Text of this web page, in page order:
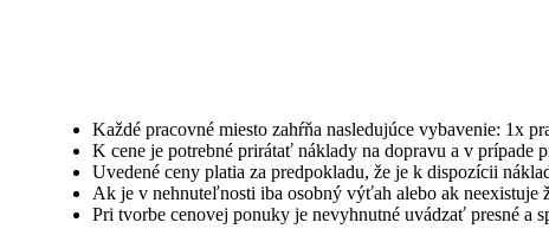
Každé pracovné miesto zahŕňa nasledujúce vybavenie: 1x
K cene je potrebné prirátať náklady na dopravu a v
Uvedené ceny platia za predpokladu, že je k dispozícii
Ak je v nehnuteľnosti iba osobný výťah alebo ak
Pri tvorbe cenovej ponuky je nevyhnutné uvádzať presné a